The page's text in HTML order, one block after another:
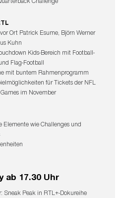
Ort Patrick Esume, Björn Werner
Kuhn
Kids-Bereich mit Football-
Flag-Football
mit buntem Rahmenprogramm
für Tickets der NFL
im November
Elemente wie Challenges und
ab 17.30 Uhr
Sneak Peak in RTL+-Dokureihe